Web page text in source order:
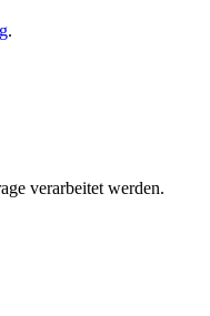
.
verarbeitet werden.